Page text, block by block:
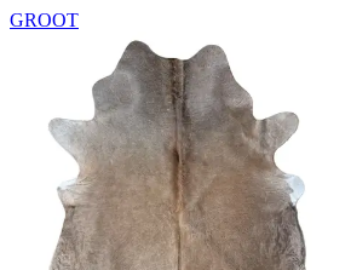
GROOT